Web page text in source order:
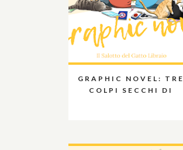
GRAPHIC NOVEL: TRE
COLPI SECCHI DI